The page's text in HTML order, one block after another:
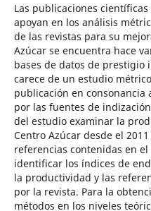
Las publicaciones
apoyan en los análisis
de las revistas para su
Azúcar se encuentra hace
bases de datos de prestigio
carece de un estudio
publicación en consonancia
por las fuentes de
del estudio examinar la
Centro Azúcar desde el
referencias contenidas en
identificar los índices de
la productividad y las
por la revista. Para la
métodos en los niveles